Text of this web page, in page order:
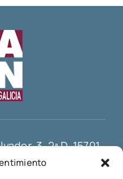
3, 2ª D, 15701